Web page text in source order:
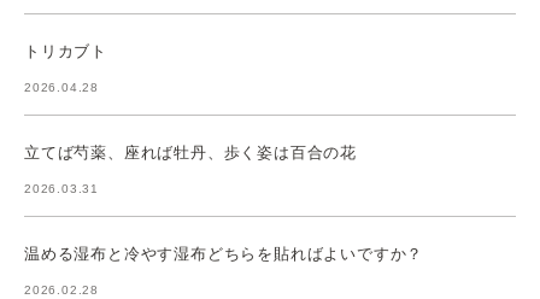
トリカブト
2026.04.28
立てば芍薬、座れば牡丹、歩く姿は百合の花
2026.03.31
温める湿布と冷やす湿布どちらを貼ればよいですか？
2026.02.28